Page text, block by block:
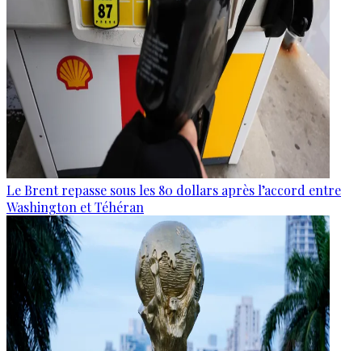
Le Brent repasse sous les 80 dollars après l’accord entre
Washington et Téhéran